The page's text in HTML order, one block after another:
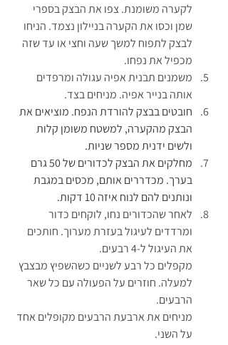
לקערה משומנת. צפו את הבצק בספרי
שמן וכסו את הקערה בניילון נצמד. הניחו
לבצק לתפוח למשך שעה וחצי או עד שזה
מכפיל את נפחו.
משמנים תבנית אפיה עגולה ומרפדים
אותה בנייר אפיה. מניחים בצד.
חובטים בבצק להורדת הנפח. מוציאים את
הבצק מהקערה, למשטח משומן קלות
ולשים ידנית מספר שניות.
מחלקים את הבצק לכדורים של 50 גרם
בערך. מכדררים אותם, מכסים במגבת
ונותנים להם לנוח איזה 10 דקות.
לאחר שהכדורים נחו, לוקחים כדור
ומרדדים לעיגול בעזרת מערוך. חותכים
את העיגול ל-4 רבעים.
מקפלים כל רבע לשניים כשהשפיץ מבצבץ
למעלה. חוזרים על הפעולה עם כל שאר
הרבעים.
מניחים את ארבעת הרבעים מקופלים אחד
על השני.